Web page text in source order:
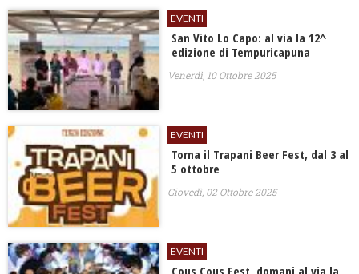
EVENTI
San Vito Lo Capo: al via la 12^
edizione di Tempuricapuna
Venerdì, 10 Ottobre 2025
EVENTI
Torna il Trapani Beer Fest, dal 3 al
5 ottobre
Giovedì, 02 Ottobre 2025
EVENTI
Cous Cous Fest, domani al via la